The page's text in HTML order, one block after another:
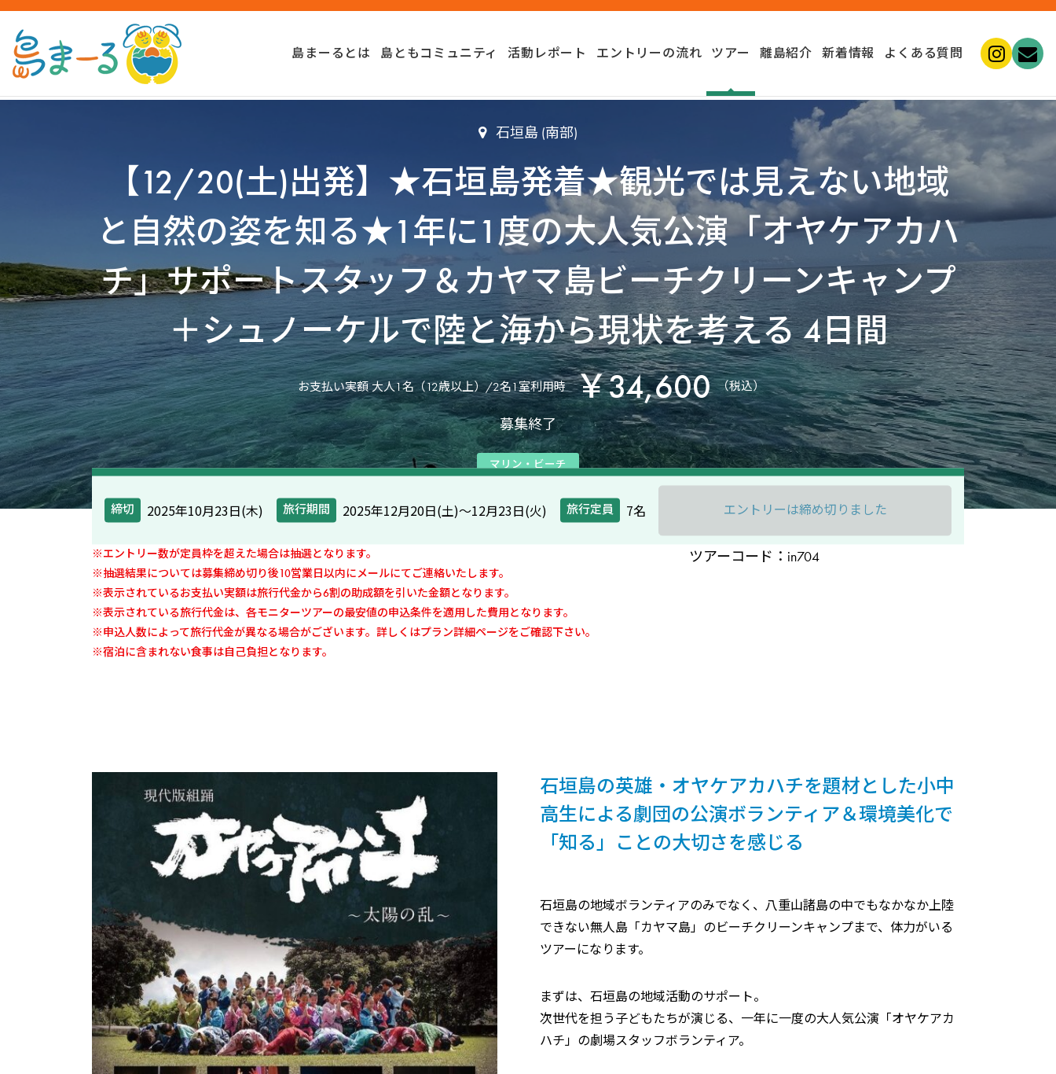
島まーるとは 島ともコミュニティ 活動レポート エントリーの流れ ツアー 離島紹介 新着情報 よくある質問
石垣島 (南部)
【12/20(土)出発】★石垣島発着★観光では見えない地域
と自然の姿を知る★1年に1度の大人気公演「オヤケアカハ
チ」サポートスタッフ＆カヤマ島ビーチクリーンキャンプ
＋シュノーケルで陸と海から現状を考える 4日間
お支払い実額 大人1名（12歳以上）/2名1室利用時 ￥34,600 （税込）
募集終了
マリン・ビーチ
締切 2025年10月23日(木) 旅行期間 2025年12月20日(土)〜12月23日(火) 旅行定員 7名 エントリーは締め切りました
※エントリー数が定員枠を超えた場合は抽選となります。
※抽選結果については募集締め切り後10営業日以内にメールにてご連絡いたします。
※表示されているお支払い実額は旅行代金から6割の助成額を引いた金額となります。
※表示されている旅行代金は、各モニターツアーの最安値の申込条件を適用した費用となります。
※申込人数によって旅行代金が異なる場合がございます。詳しくはプラン詳細ページをご確認下さい。
※宿泊に含まれない食事は自己負担となります。
ツアーコード：in704
石垣島の英雄・オヤケアカハチを題材とした小中
高生による劇団の公演ボランティア＆環境美化で
「知る」ことの大切さを感じる
石垣島の地域ボランティアのみでなく、八重山諸島の中でもなかなか上陸
できない無人島「カヤマ島」のビーチクリーンキャンプまで、体力がいる
ツアーになります。
まずは、石垣島の地域活動のサポート。
次世代を担う子どもたちが演じる、一年に一度の大人気公演「オヤケアカ
ハチ」の劇場スタッフボランティア。